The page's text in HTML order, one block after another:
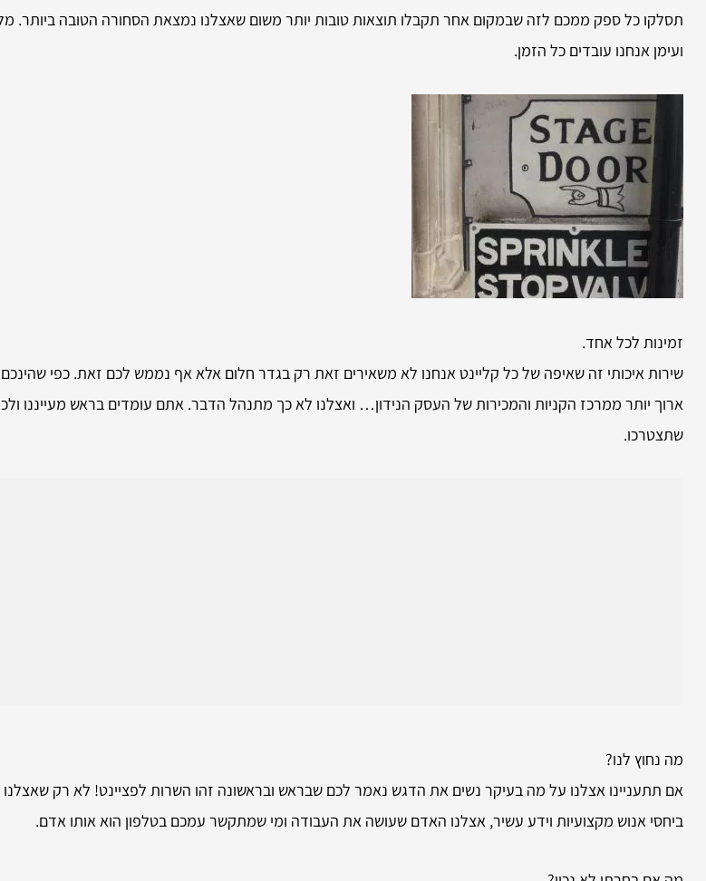
תסלקו כל ספק ממכם לזה שבמקום אחר תקבלו תוצאות טובות יותר משום שאצלנו נמצאת הסחורה הטובה ביותר.
ועימן אנחנו עובדים כל הזמן.
זמינות לכל אחד.
שירות איכותי זה שאיפה של כל קליינט אנחנו לא משאירים זאת רק בגדר חלום אלא אף נממש לכם זאת. כפי
ארוך יותר ממרכז הקניות והמכירות של העסק הנידון… ואצלנו לא כך מתנהל הדבר. אתם עומדים בראש מעייננו
שתצטרכו.
מה נחוץ לנו?
אם תתעניינו אצלנו על מה בעיקר נשים את הדגש נאמר לכם שבראש ובראשונה זהו השרות לפציינט! לא רק שאצלנו
ביחסי אנוש מקצועיות וידע עשיר, אצלנו האדם שעושה את העבודה ומי שמתקשר עמכם בטלפון הוא אותו אדם.